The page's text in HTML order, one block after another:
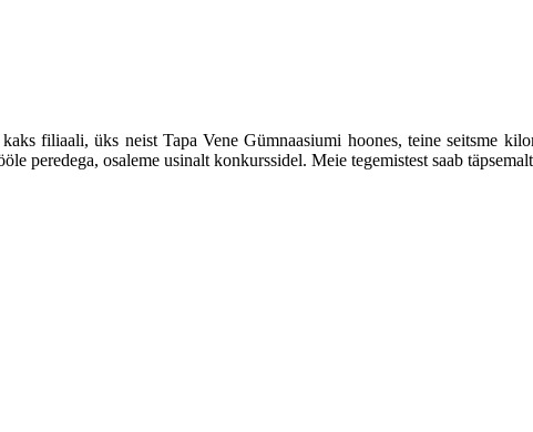
filiaali, üks neist Tapa Vene Gümnaasiumi hoones, teine seitsme
peredega, osaleme usinalt konkurssidel. Meie tegemistest saab